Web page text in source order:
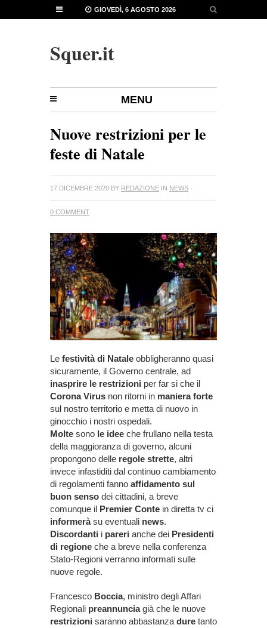
GIOVEDÌ, 6 AGOSTO 2026
Squer.it
MENU
Nuove restrizioni per le
feste di Natale
17 DICEMBRE 2020 BY REDAZIONE IN NEWS ·
0 COMMENT
Le festività di Natale obbligheranno quasi
sicuramente, il Governo centrale, ad
inasprire le restrizioni per far si che il
Corona Virus non ritorni in maniera forte
sul nostro territorio e metta di nuovo in
ginocchio i nostri ospedali.
Molte sono le idee che frullano nella testa
della maggioranza di governo, alcuni
propongono delle regole strette, altri
invece infastiditi dal continuo cambiamento
di regolamenti fanno affidamento sul
buon senso dei cittadini, a breve
comunque il Premier Conte in diretta tv ci
informeràsu eventuali news.
Discordanti i pareri anche dei Presidenti
di regione che a breve nella conferenza
Stato-Regioni verranno informati sulle
nuove regole.
Francesco Boccia, ministro degli Affari
Regionali preannunciagià che le nuove
restrizioni saranno abbastanza dure tanto